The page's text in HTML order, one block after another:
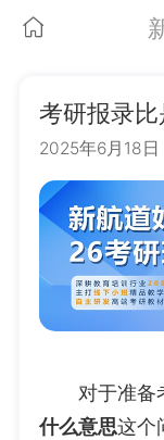
考研报录比
2025年6月18日
对于准备
什么意思这个